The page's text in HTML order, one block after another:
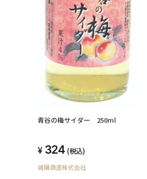
青谷の梅サイダー 250ml
324 (税込)
城陽酒造株式会社